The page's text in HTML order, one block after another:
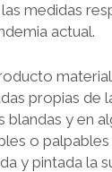
medidas
actual.
propias de
blandas y en
o
y pintada la